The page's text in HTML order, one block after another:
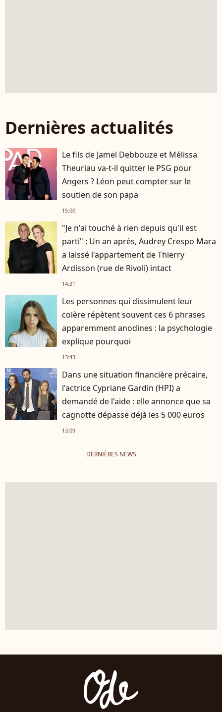
Dernières actualités
Le fils de Jamel Debbouze et Mélissa
Theuriau va-t-il quitter le PSG pour
Angers ? Léon peut compter sur le
soutien de son papa
15:00
"Je n'ai touché à rien depuis qu'il est
parti" : Un an après, Audrey Crespo Mara
a laissé l'appartement de Thierry
Ardisson (rue de Rivoli) intact
14:21
Les personnes qui dissimulent leur
colère répètent souvent ces 6 phrases
apparemment anodines : la psychologie
explique pourquoi
13:43
Dans une situation financière précaire,
l'actrice Cypriane Gardin (HPI) a
demandé de l'aide : elle annonce que sa
cagnotte dépasse déjà les 5 000 euros
13:09
DERNIÈRES NEWS